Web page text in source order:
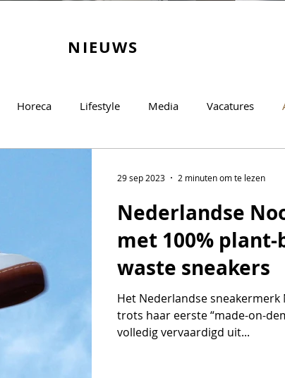
NIEUWS
Horeca Lifestyle Media Vacatures
Nederlandse
met 100% plant-
waste sneakers
Het Nederlandse sneakermerk Nooch lanceert met
trots haar eerste “made-on-
volledig vervaardigd uit...
29 sep 2023 2 minuten om te lezen